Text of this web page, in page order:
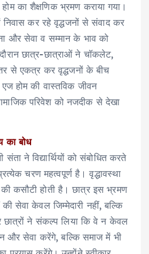
का शैक्षणिक भ्रमण कराया गया।
कर रहे वृद्धजनों से संवाद कर
और सेवा व सम्मान के भाव को
छात्र-छात्राओं ने चॉकलेट,
से एकत्र कर वृद्धजनों के बीच
होम की वास्तविक जीवन
परिवेश को नजदीक से देखा
का बोध
ने विद्यार्थियों को संबोधित करते
चरण महत्वपूर्ण है। वृद्धावस्था
कसौटी होती है। छात्र इस भ्रमण
सेवा केवल जिम्मेदारी नहीं, बल्कि
ने संकल्प लिया कि वे न केवल
और सेवा करेंगे, बल्कि समाज में भी